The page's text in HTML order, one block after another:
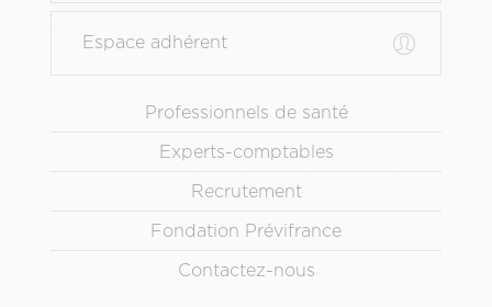
Espace adhérent
Professionnels de santé
Experts-comptables
Recrutement
Fondation Prévifrance
Contactez-nous